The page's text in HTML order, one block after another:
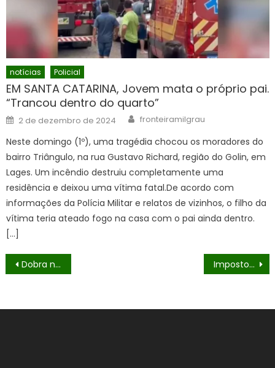
notícias Policial
EM SANTA CATARINA, Jovem mata o próprio pai.
“Trancou dentro do quarto”
Posted
on
2 de dezembro de 2024 Author
fronteiramilgrau
Neste domingo (1º), uma tragédia chocou os moradores do
bairro Triângulo, na rua Gustavo Richard, região do Golin, em
Lages. Um incêndio destruiu completamente uma
residência e deixou uma vítima fatal.De acordo com
informações da Polícia Militar e relatos de vizinhos, o filho da
vítima teria ateado fogo na casa com o pai ainda dentro.
[…]
Navegação
Post
Dobra número de veículos recuperados pelo DOF no primeiro semestre do ano Imposto sobre produtos prejudiciais à saúde está previsto na reforma